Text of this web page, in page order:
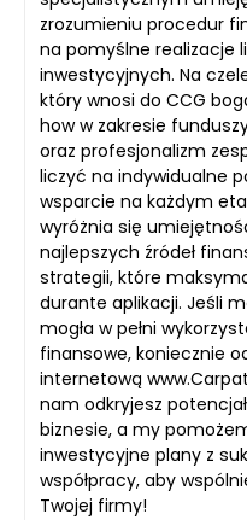
zrozumieniu procedur
na pomyślne realizacje
inwestycyjnych. Na
który wnosi do CCG
how w zakresie
oraz profesjonalizm
liczyć na indywidualne
wsparcie na każdym
wyróżnia się
najlepszych źródeł
strategii, które
durante aplikacji. Jeśli
mogła w pełni
finansowe, koniecznie
internetową
nam odkryjesz
biznesie, a my
inwestycyjne plany z
współpracy, aby
Twojej firmy!